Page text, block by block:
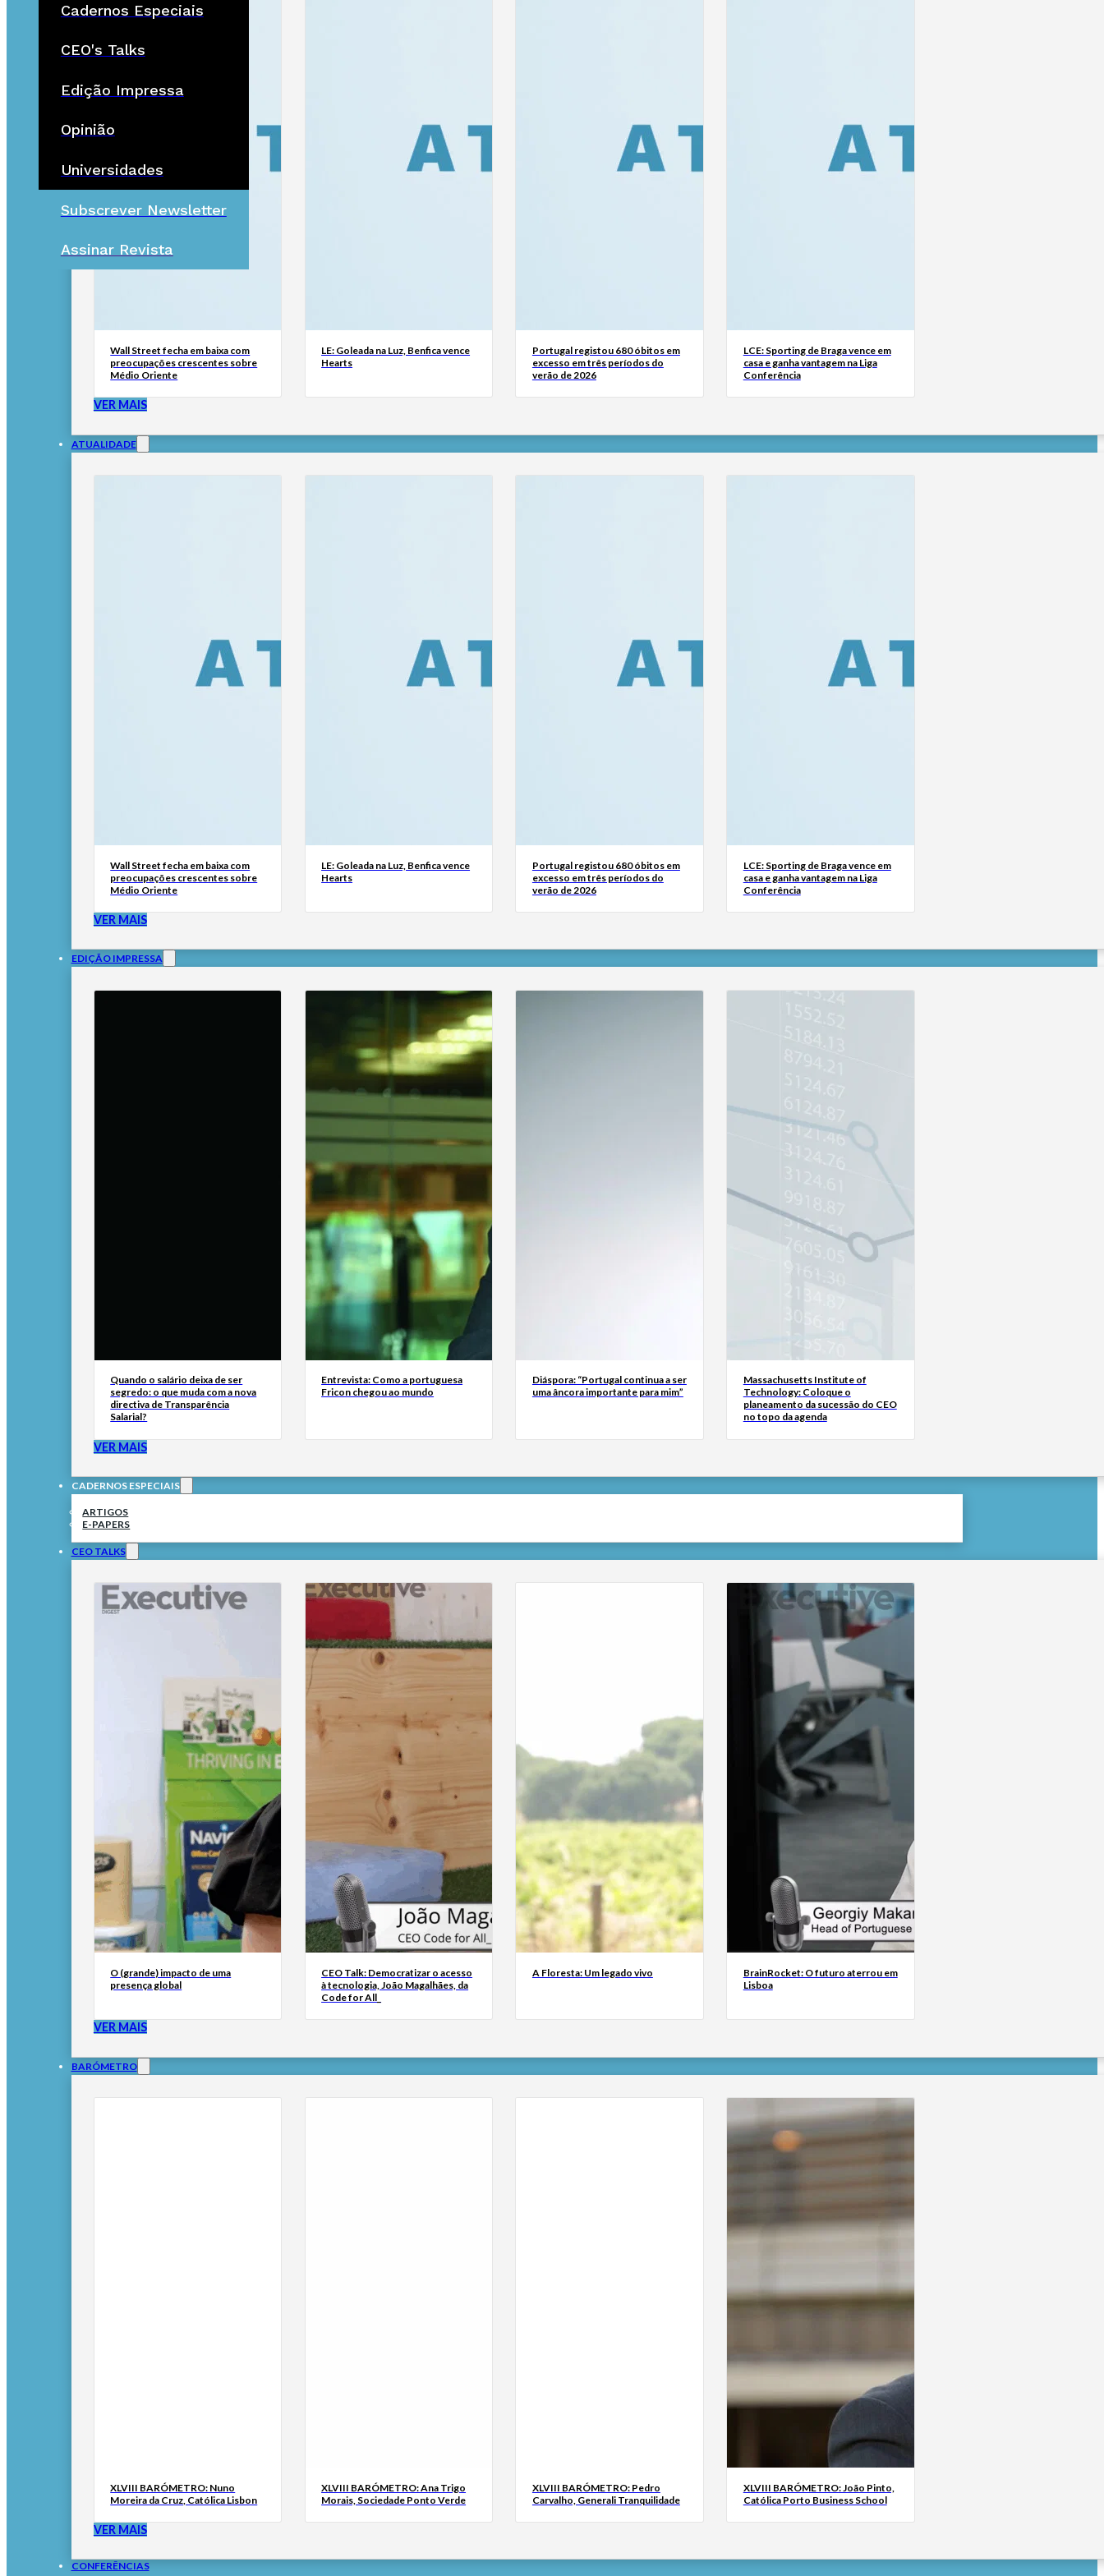
Cadernos Especiais
CEO's Talks
Edição Impressa
Opinião
Universidades
Subscrever Newsletter
Assinar Revista
Wall Street fecha em baixa com
preocupações crescentes sobre
Médio Oriente
LE: Goleada na Luz, Benfica vence
Hearts
Portugal registou 680 óbitos em
excesso em três períodos do
verão de 2026
LCE: Sporting de Braga vence em
casa e ganha vantagem na Liga
Conferência
VER MAIS
ATUALIDADE
Wall Street fecha em baixa com
preocupações crescentes sobre
Médio Oriente
LE: Goleada na Luz, Benfica vence
Hearts
Portugal registou 680 óbitos em
excesso em três períodos do
verão de 2026
LCE: Sporting de Braga vence em
casa e ganha vantagem na Liga
Conferência
VER MAIS
EDIÇÃO IMPRESSA
Quando o salário deixa de ser
segredo: o que muda com a nova
directiva de Transparência
Salarial?
Entrevista: Como a portuguesa
Fricon chegou ao mundo
Diáspora: “Portugal continua a ser
uma âncora importante para mim”
Massachusetts Institute of
Technology: Coloque o
planeamento da sucessão do CEO
no topo da agenda
VER MAIS
CADERNOS ESPECIAIS
ARTIGOS
E-PAPERS
CEO TALKS
O (grande) impacto de uma
presença global
CEO Talk: Democratizar o acesso
à tecnologia, João Magalhães, da
Code for All_
A Floresta: Um legado vivo
BrainRocket: O futuro aterrou em
Lisboa
VER MAIS
BARÓMETRO
XLVIII BARÓMETRO: Nuno
Moreira da Cruz, Católica Lisbon
XLVIII BARÓMETRO: Ana Trigo
Morais, Sociedade Ponto Verde
XLVIII BARÓMETRO: Pedro
Carvalho, Generali Tranquilidade
XLVIII BARÓMETRO: João Pinto,
Católica Porto Business School
VER MAIS
CONFERÊNCIAS